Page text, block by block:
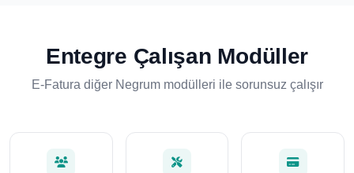
Entegre Çalışan Modüller
E-Fatura diğer Negrum modülleri ile sorunsuz çalışır